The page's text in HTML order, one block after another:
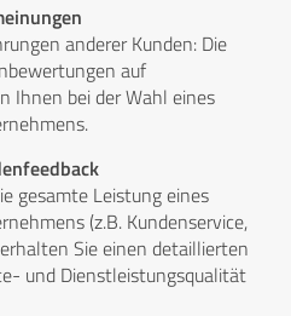
anderer Kunden: Die
auf
Ihnen bei der Wahl eines
gesamte Leistung eines
(z.B. Kundenservice,
Sie einen detaillierten
und Dienstleistungsqualität